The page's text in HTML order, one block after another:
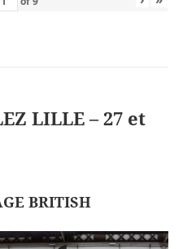
LILLE – 27 et
BRITISH